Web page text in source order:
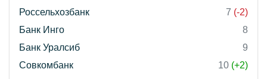
Россельхозбанк
7 (-2)
Банк Инго
8
Банк Уралсиб
9
Совкомбанк
10 (+2)